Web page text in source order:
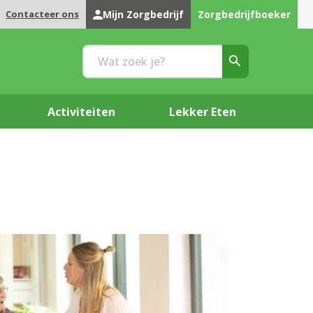
Contacteer ons Mijn Zorgbedrijf Zorgbedrijfboeker
Activiteiten Lekker Eten